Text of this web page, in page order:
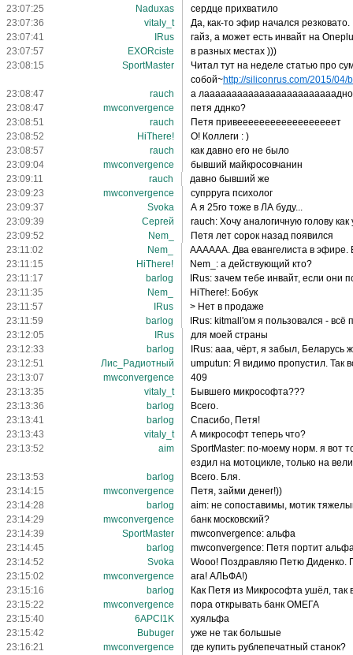
23:07:25
Naduxas
сердце прихватило
23:07:36
vitaly_t
Да, как-то эфир начался резковато.
23:07:41
IRus
гайз, а может есть инвайт на
23:07:57
EXORciste
в разных местах )))
23:08:15
SportMaster
Читал тут на неделе статью про
собой~http://siliconrus.com/2015/04/
23:08:47
rauch
а лаааааааааааааааааааааааадно
23:08:47
mwconvergence
петя дднко?
23:08:51
rauch
Петя привеееееееееееееееееет
23:08:52
HiThere!
О! Коллеги : )
23:08:57
rauch
как давно его не было
23:09:04
mwconvergence
бывший майкросовчанин
23:09:11
rauch
давно бывший же
23:09:23
mwconvergence
супрруга психолог
23:09:37
Svoka
А я 25го тоже в ЛА буду...
23:09:39
Сергeй
rauch: Хочу аналогичную голову как
23:09:52
Nem_
Петя лет сорок назад появился
23:11:02
Nem_
АААААА. Два евангелиста в
23:11:15
HiThere!
Nem_: а действующий кто?
23:11:17
barlog
IRus: зачем тебе инвайт, если они
23:11:35
Nem_
HiThere!: Бобук
23:11:57
IRus
> Нет в продаже
23:11:59
barlog
IRus: kitmall'ом я пользовался - всё
23:12:05
IRus
для моей страны
23:12:33
barlog
IRus: ааа, чёрт, я забыл, Беларусь
23:12:51
Лис_Радиотный
umputun: Я видимо пропустил. Так
23:13:07
mwconvergence
409
23:13:35
vitaly_t
Бывшего микрософта???
23:13:36
barlog
Всего.
23:13:41
barlog
Спасибо, Петя!
23:13:43
vitaly_t
А микрософт теперь что?
23:13:52
aim
SportMaster: по-моему норм. я вот
ездил на мотоцикле, только на
23:13:53
barlog
Всего. Бля.
23:14:15
mwconvergence
Петя, займи денег!))
23:14:28
barlog
aim: не сопоставимы, мотик
23:14:29
mwconvergence
банк московский?
23:14:39
SportMaster
mwconvergence: альфа
23:14:45
barlog
mwconvergence: Петя портит
23:14:52
Svoka
Wooo! Поздравляю Петю Диденко.
23:15:02
mwconvergence
ага! АЛЬФА!)
23:15:16
barlog
Как Петя из Микрософта ушёл,
23:15:22
mwconvergence
пора открывать банк ОМЕГА
23:15:40
6APCI1K
хуяльфа
23:15:42
Bubuger
уже не так большые
23:16:21
mwconvergence
где купить рублепечатный станок?